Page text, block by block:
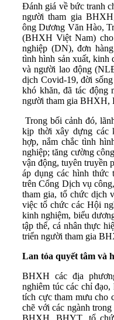
Đánh giá về bức tranh
người tham gia
ông Dương Văn Hào,
(BHXH Việt Nam) cho
nghiệp (DN), đơn
tình hình sản xuất, kinh
và người lao động
dịch Covid-19, đời
khó khăn, đã tác động
người tham gia BHXH,
Trong bối cảnh đó,
kịp thời xây dựng các
hợp, nắm chắc tình
nghiệp; tăng cường
vận động, tuyên truyền
áp dụng các hình thức
trên Cổng Dịch vụ
tham gia, tổ chức dịch
việc tổ chức các Hội
kinh nghiệm, biểu
tập thể, cá nhân thực
triển người tham gia
Lan tỏa quyết tâm và
BHXH các địa
nghiêm túc các chỉ
tích cực tham mưu cho
chẽ với các ngành
BHXH, BHYT, tổ